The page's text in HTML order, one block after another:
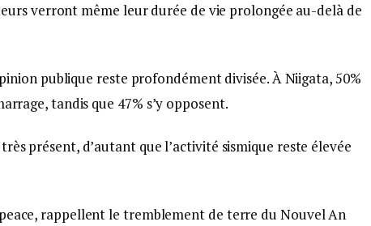
verront même leur durée de vie prolongée au-delà de
publique reste profondément divisée. À Niigata, 50%
tandis que 47% s’y opposent.
présent, d’autant que l’activité sismique reste élevée
rappellent le tremblement de terre du Nouvel An